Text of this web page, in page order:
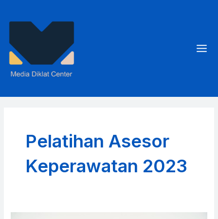
Pelatihan Asesor
Keperawatan 2023